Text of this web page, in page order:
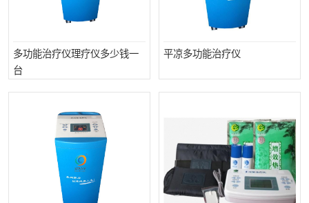
多功能治疗仪理疗仪多少钱一
台
平凉多功能治疗仪